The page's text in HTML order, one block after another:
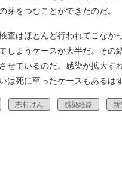
芽をつむことができたのだ。
はほとんど行われてこなか
しまうケースが大半だ。その
せているのだ。感染が拡大す
死に至ったケースもあるはず
志村けん 感染経路 新